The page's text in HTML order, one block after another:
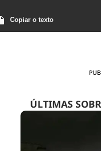
Copiar o texto
ÚLTIMAS